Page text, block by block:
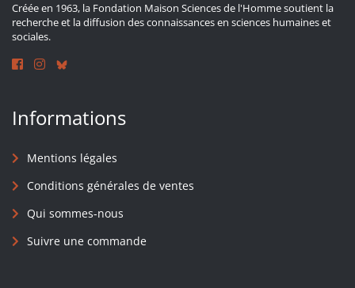
Créée en 1963, la Fondation Maison Sciences de l'Homme soutient la
recherche et la diffusion des connaissances en sciences humaines et
sociales.
Informations
Mentions légales
Conditions générales de ventes
Qui sommes-nous
Suivre une commande